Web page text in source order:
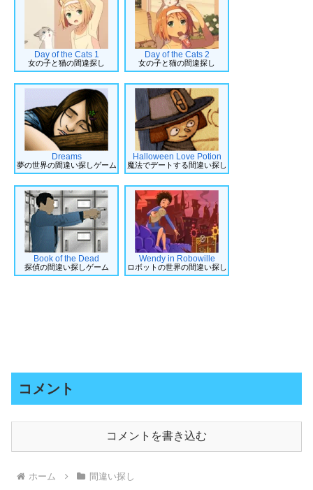
Day of the Cats 1
女の子と猫の間違探し
Day of the Cats 2
女の子と猫の間違探し
Dreams
夢の世界の間違い探しゲーム
Halloween Love Potion
魔法でデートする間違い探し
Book of the Dead
探偵の間違い探しゲーム
Wendy in Robowille
ロボットの世界の間違い探し
コメント
コメントを書き込む
ホーム 間違い探し